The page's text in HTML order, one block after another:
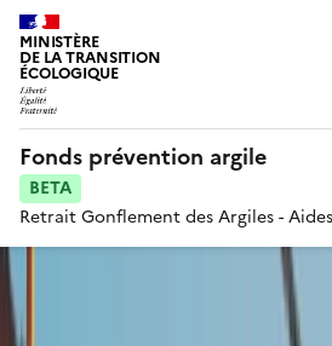
MINISTÈRE
DE LA TRANSITION
ÉCOLOGIQUE
Fonds prévention argile
BETA
Retrait Gonflement des Argiles -